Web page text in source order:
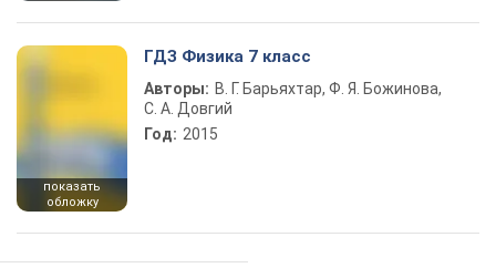
показать
обложку
ГДЗ Физика 7 класс
Авторы: В. Г. Барьяхтар, Ф. Я. Божинова,
С. А. Довгий
Год: 2015